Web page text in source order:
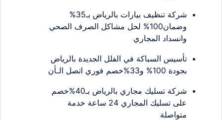
شركة تنظيف بيارات بالرياض بـ35%
وضمان100% لحل مشاكل الصرف الصحي
وانسداد المجاري
تأسيس السباكة في الفلل الجديدة بالرياض
بجودة 100% و33%خصم فوري اتصل الـأن
شركة تسليك مجاري بالرياض بـ40%خصم
على تسليك المجاري 24 ساعة خدمة
متواصلة